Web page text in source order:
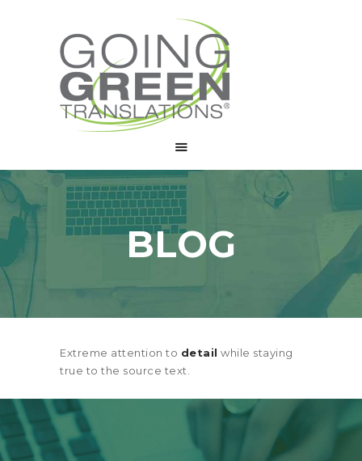
BLOG
CHI SIAMO
SERVIZI
COLLABORA
BLOG
CONTATTI
Extreme attention to detail while staying
true to the source text.